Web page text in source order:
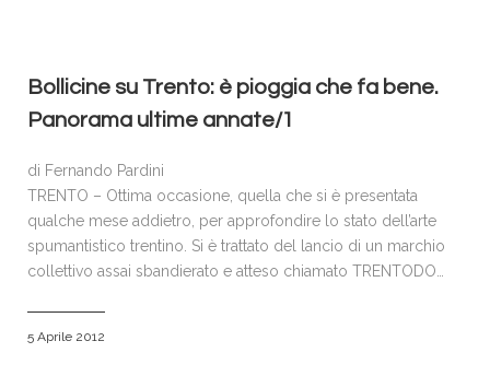
Bollicine su Trento: è pioggia che fa bene.
Panorama ultime annate/1
di Fernando Pardini
TRENTO – Ottima occasione, quella che si è presentata
qualche mese addietro, per approfondire lo stato dell’arte
spumantistico trentino. Si è trattato del lancio di un marchio
collettivo assai sbandierato e atteso chiamato TRENTODO…
5 Aprile 2012